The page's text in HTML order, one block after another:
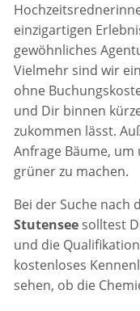
einzigartigen
gewöhnliches
Vielmehr sind wir
ohne
und Dir binnen
zukommen lässt.
Anfrage Bäume,
grüner zu machen.
Bei der Suche nach
Stutensee solltest
und die
kostenloses
sehen, ob die